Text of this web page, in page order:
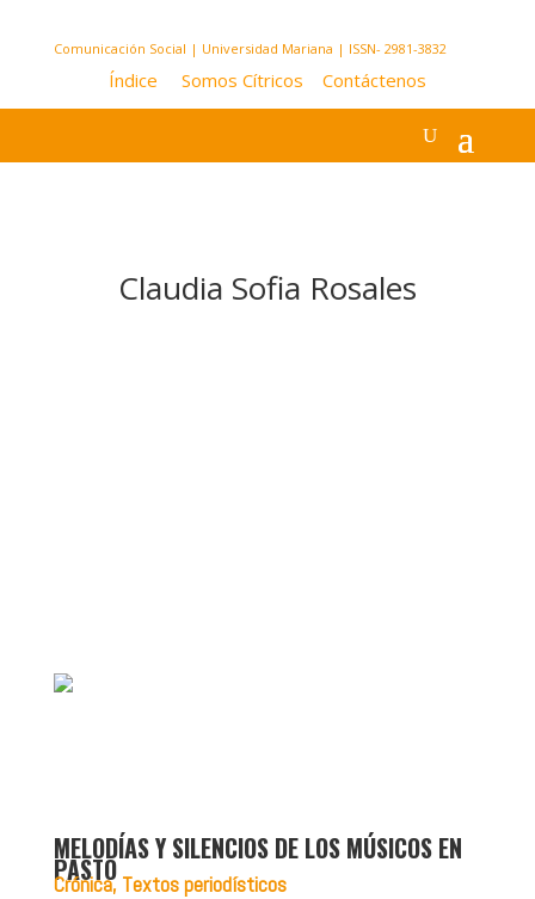
Comunicación Social | Universidad Mariana | ISSN- 2981-3832
Índice Somos Cítricos Contáctenos
Claudia Sofia Rosales
MELODÍAS Y SILENCIOS DE LOS MÚSICOS EN
PASTO
Crónica, Textos periodísticos